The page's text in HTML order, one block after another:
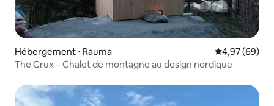
Hébergement ⋅ Rauma Évaluation
4,97 (69)
The Crux – Chalet de montagne au design nordique